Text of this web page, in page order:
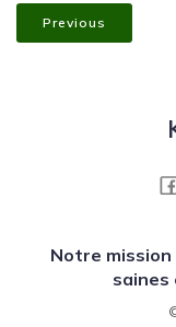
Previous
Notre
saines